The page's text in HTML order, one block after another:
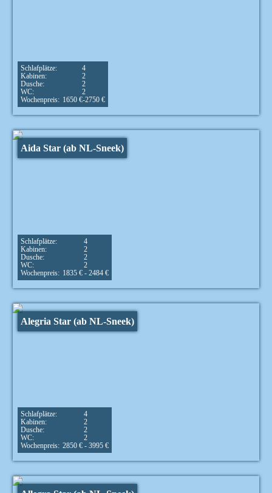
Schlafplätze:
4
Kabinen:
2
Dusche:
2
WC:
2
Wochenpreis: 1650 €-2750 €
Aida Star (ab NL-Sneek)
Schlafplätze:
4
Kabinen:
2
Dusche:
2
WC:
2
Wochenpreis: 1835 € - 2484 €
Alegria Star (ab NL-Sneek)
Schlafplätze:
4
Kabinen:
2
Dusche:
2
WC:
2
Wochenpreis: 2850 € - 3995 €